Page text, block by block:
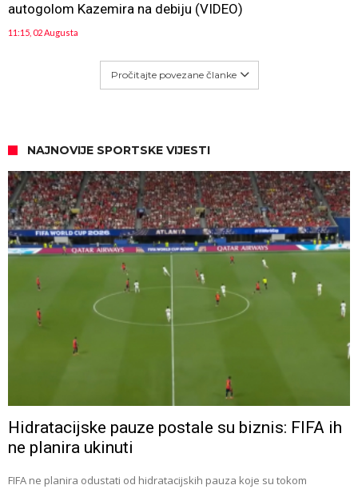
autogolom Kazemira na debiju (VIDEO)
11:15, 02 Augusta
Pročitajte povezane članke
NAJNOVIJE SPORTSKE VIJESTI
Hidratacijske pauze postale su biznis: FIFA ih
ne planira ukinuti
FIFA ne planira odustati od hidratacijskih pauza koje su tokom